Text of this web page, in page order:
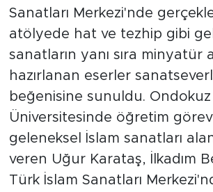
Sanatları Merkezi'nde
atölyede hat ve tezhip gibi
sanatların yanı sıra minyatür
hazırlanan eserler
beğenisine sunuldu. Ondokuz
Üniversitesinde öğretim
geleneksel İslam sanatları
veren Uğur Karataş, İlkadım
Türk İslam Sanatları